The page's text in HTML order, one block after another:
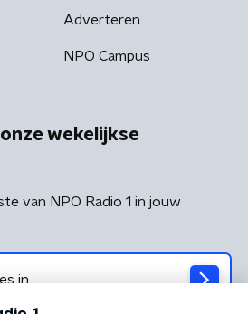
Adverteren
NPO Campus
wekelijkse
van NPO Radio 1 in jouw